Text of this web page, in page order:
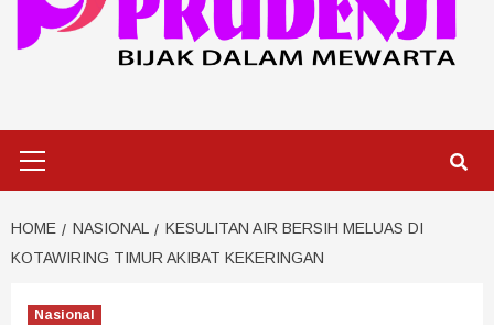
HOME NASIONAL
KESULITAN AIR BERSIH MELUAS DI
KOTAWIRING TIMUR AKIBAT KEKERINGAN
Nasional